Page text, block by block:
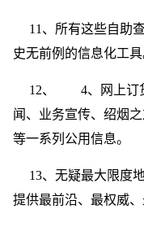
11、所有这些自助
史无前例的信息化工具
12、 4、网上订
闻、业务宣传、绍烟
等一系列公用信息。
13、无疑最大限度
提供最前沿、最权威